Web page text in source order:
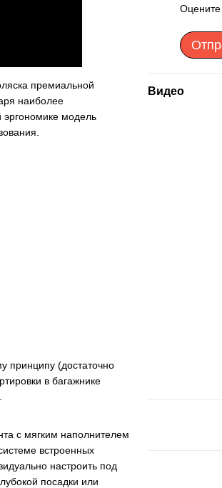
премиальной
наиболее
модель
принципу (достаточно
в багажнике
с мягким наполнителем
встроенных
настроить под
посадки или
Оцените
Видео